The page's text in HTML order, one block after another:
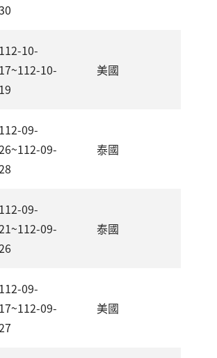
112-10-
17~112-10-
19
美國
112-09-
09-
泰國
112-09-
09-
泰國
112-09-
17~112-09-
美國